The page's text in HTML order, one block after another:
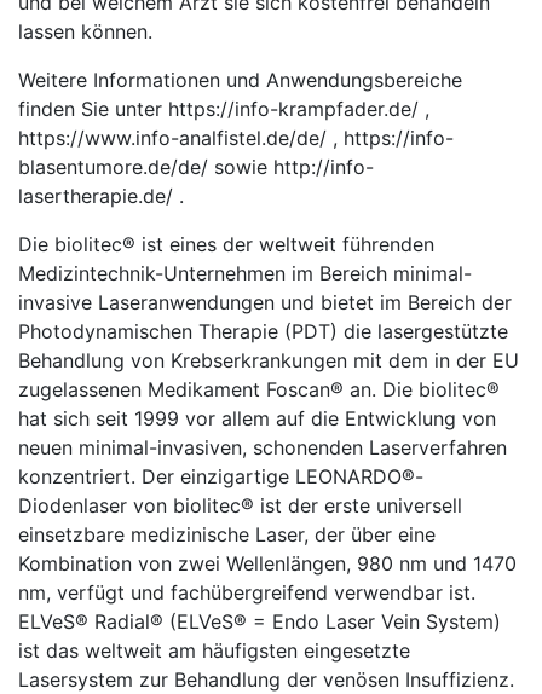
lassen können.
Weitere Informationen und Anwendungsbereiche
finden Sie unter https://info-krampfader.de/ ,
https://www.info-analfistel.de/de/ , https://info-
blasentumore.de/de/ sowie http://info-
lasertherapie.de/ .
Die biolitec® ist eines der weltweit führenden
Medizintechnik-Unternehmen im Bereich minimal-
invasive Laseranwendungen und bietet im Bereich der
Photodynamischen Therapie (PDT) die lasergestützte
Behandlung von Krebserkrankungen mit dem in der EU
zugelassenen Medikament Foscan® an. Die biolitec®
hat sich seit 1999 vor allem auf die Entwicklung von
neuen minimal-invasiven, schonenden Laserverfahren
konzentriert. Der einzigartige LEONARDO®-
Diodenlaser von biolitec® ist der erste universell
einsetzbare medizinische Laser, der über eine
Kombination von zwei Wellenlängen, 980 nm und 1470
nm, verfügt und fachübergreifend verwendbar ist.
ELVeS® Radial® (ELVeS® = Endo Laser Vein System)
ist das weltweit am häufigsten eingesetzte
Lasersystem zur Behandlung der venösen Insuffizienz.